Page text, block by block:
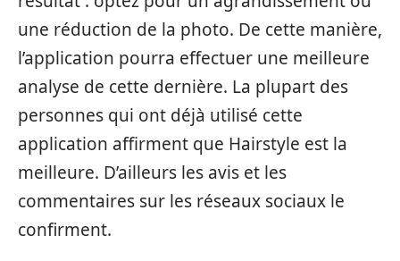
une réduction de la photo. De cette manière,
l’application pourra effectuer une meilleure
analyse de cette dernière. La plupart des
personnes qui ont déjà utilisé cette
application affirment que Hairstyle est la
meilleure. D’ailleurs les avis et les
commentaires sur les réseaux sociaux le
confirment.